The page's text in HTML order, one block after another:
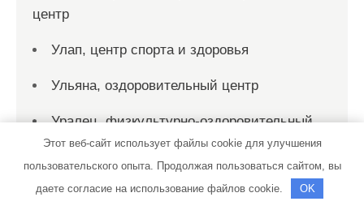
центр
Улап, центр спорта и здоровья
Ульяна, оздоровительный центр
Уралец, физкультурно-оздоровительный
комплекс
Этот веб-сайт использует файлы cookie для улучшения
пользовательского опыта. Продолжая пользоваться сайтом, вы
даете согласие на использование файлов cookie.
OK